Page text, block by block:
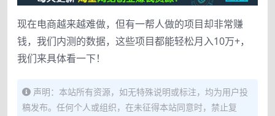
现在电商越来越难做，但有一帮人做的项目却非常赚
钱，我们内测的数据，这些项目都能轻松月入10万+，
我们来具体看一下！
声明：本站所有资源，如无特殊说明或标注，均为用户投
稿发布。任何个人或组织，在未征得本站同意时，禁止复